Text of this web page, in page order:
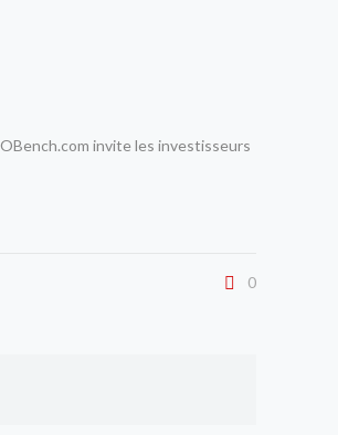
invite les investisseurs
0